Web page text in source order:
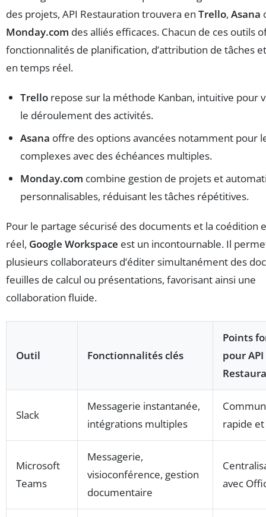
des projets, API Restauration trouvera en Trello, Asana
Monday.com des alliés efficaces. Chacun de ces outils
fonctionnalités de planification, d’attribution de tâches
en temps réel.
Trello repose sur la méthode Kanban, intuitive pour
le déroulement des activités.
Asana offre des options avancées notamment pour
complexes avec des échéances multiples.
Monday.com combine gestion de projets et
personnalisables, réduisant les tâches répétitives.
Pour le partage sécurisé des documents et la coédition
réel, Google Workspace est un incontournable. Il
plusieurs collaborateurs d’éditer simultanément des
feuilles de calcul ou présentations, favorisant ainsi une
collaboration fluide.
Outil Fonctionnalités clés
Points
pour API
Slack
Messagerie instantanée,
intégrations multiples
rapide
Microsoft
Teams
Messagerie,
visioconférence, gestion
documentaire
avec